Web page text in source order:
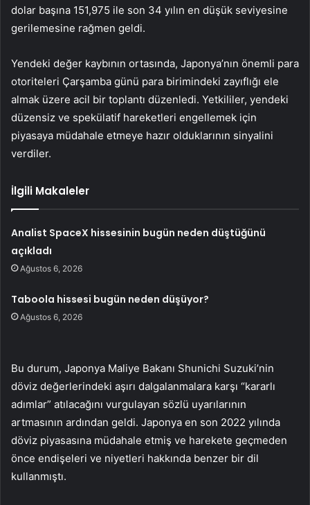
dolar başına 151,975 ile son 34 yılın en düşük seviyesine
gerilemesine rağmen geldi.
Yendeki değer kaybının ortasında, Japonya’nın önemli para
otoriteleri Çarşamba günü para birimindeki zayıflığı ele
almak üzere acil bir toplantı düzenledi. Yetkililer, yendeki
düzensiz ve spekülatif hareketleri engellemek için
piyasaya müdahale etmeye hazır olduklarının sinyalini
verdiler.
İlgili Makaleler
Analist SpaceX hissesinin bugün neden düştüğünü
açıkladı
Ağustos 6, 2026
Taboola hissesi bugün neden düşüyor?
Ağustos 6, 2026
Bu durum, Japonya Maliye Bakanı Shunichi Suzuki’nin
döviz değerlerindeki aşırı dalgalanmalara karşı “kararlı
adımlar” atılacağını vurgulayan sözlü uyarılarının
artmasının ardından geldi. Japonya en son 2022 yılında
döviz piyasasına müdahale etmiş ve harekete geçmeden
önce endişeleri ve niyetleri hakkında benzer bir dil
kullanmıştı.